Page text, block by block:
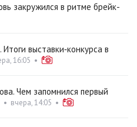
закружился в ритме брейк-
выставки‑конкурса в
16:05 •
Чем запомнился первый
• вчера, 14:05 •